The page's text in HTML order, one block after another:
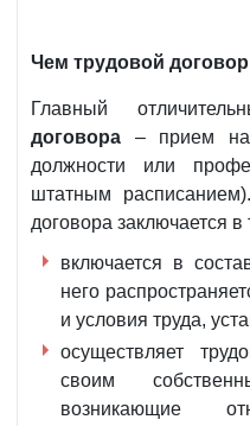
Чем трудовой
Главный
договора – прием на
должности или
штатным
договора заключается в
включается в
него
и условия труда,
осуществляет
своим
возникающие